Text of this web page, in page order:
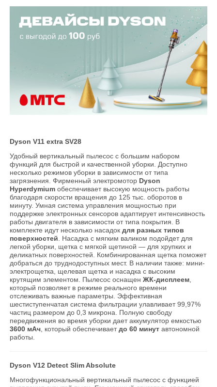
Dyson V11 extra SV28
Удобный вертикальный пылесос с большим набором
функций для быстрой и качественной уборки. Доступно
несколько режимов уборки в зависимости от типа
загрязнения. Фирменный электромотор Dyson
Hyperdymium обеспечивает высокую мощность работы
благодаря скорости вращения до 125 тыс. оборотов в
минуту. Умная система управления мощностью при
поддержке электронных сенсоров адаптирует интенсивность
работы двигателя в зависимости от типа покрытия. В
комплекте идут несколько насадок для разных типов
поверхностей. Насадка с мягким валиком подойдет для
легкой уборки, щетка с мягкой щетиной — для хрупких и
деликатных поверхностей. Комбинированная щетка поможет
добраться до труднодоступных мест. В наличии также: мини-
электрощетка, щелевая щетка и насадка с высоким
крутящим элементом. Пылесос оснащен ЖК-дисплеем,
который позволяет в режиме реального времени
отслеживать важные параметры. Эффективная
шестиступенчатая система фильтрации улавливает 99,97%
частиц размером до 0,3 микрона. Полную свободу
передвижения во время уборки дает аккумулятор емкостью
3600 мАч, который обеспечиваетдо 60 минут автономной
работы.
Dyson V12 Detect Slim Absolute
Многофункциональный вертикальный пылесос с функцией